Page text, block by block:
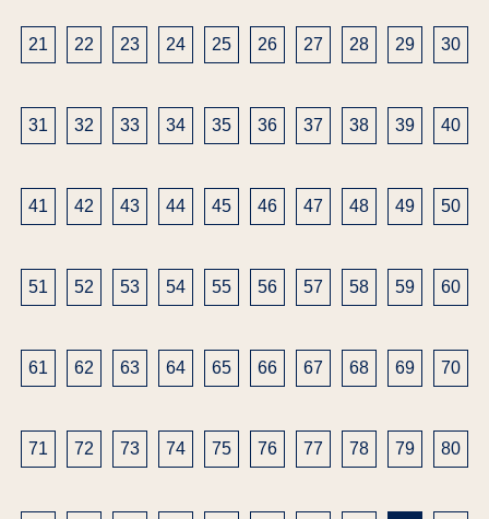
21 22 23 24 25 26 27 28 29 30
31 32 33 34 35 36 37 38 39 40
41 42 43 44 45 46 47 48 49 50
51 52 53 54 55 56 57 58 59 60
61 62 63 64 65 66 67 68 69 70
71 72 73 74 75 76 77 78 79 80